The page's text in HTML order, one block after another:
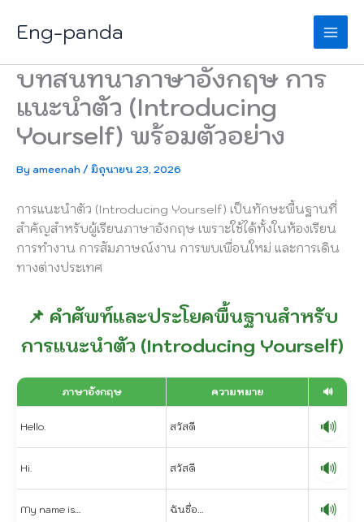
content
Eng-panda
บทสนทนาภาษาอังกฤษ การ
แนะนำตัว (Introducing
Yourself) พร้อมตัวอย่าง
By ameenah / มิถุนายน 23, 2026
การแนะนำตัว (Introducing Yourself) เป็นทักษะพื้นฐานที่
สำคัญสำหรับผู้เรียนภาษาอังกฤษ เพราะใช้ได้ทั้งในห้องเรียน
การทำงาน การสัมภาษณ์งาน การพบเพื่อนใหม่ และการเดิน
ทางต่างประเทศ
📌 คำศัพท์และประโยคพื้นฐานสำหรับ
การแนะนำตัว (Introducing Yourself)
ภาษาอังกฤษ ความหมาย 🔊
Hello. สวัสดี 🔊
Hi. สวัสดี 🔊
My name is… ฉันชื่อ… 🔊